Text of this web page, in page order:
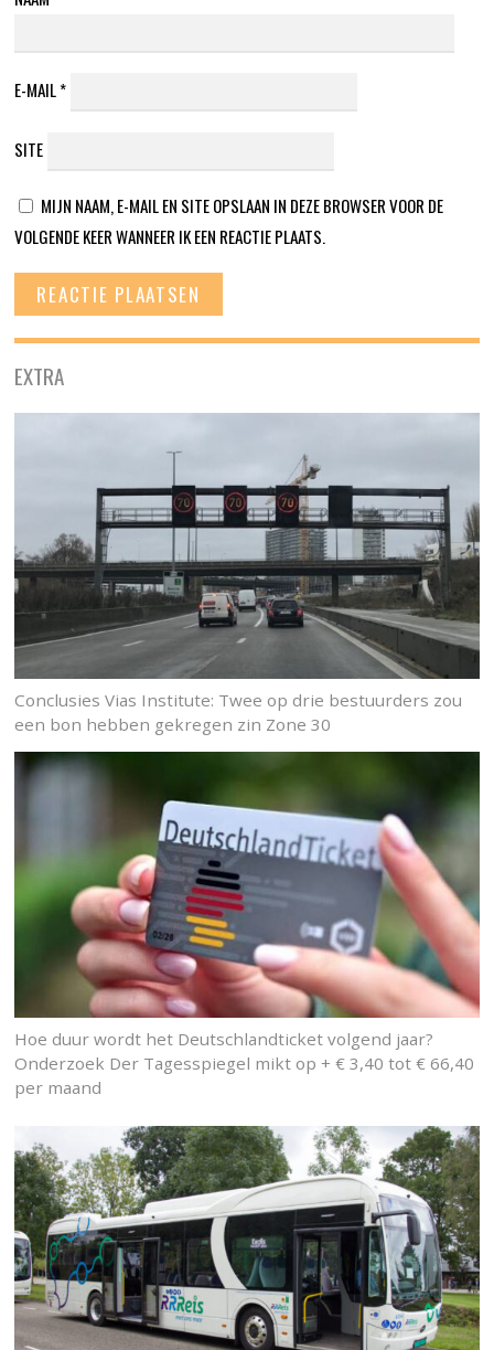
E-MAIL*
SITE
MIJN NAAM, E-MAIL EN SITE OPSLAAN IN DEZE BROWSER VOOR DE
VOLGENDE KEER WANNEER IK EEN REACTIE PLAATS.
EXTRA
Conclusies Vias Institute: Twee op drie bestuurders zou
een bon hebben gekregen zin Zone 30
Hoe duur wordt het Deutschlandticket volgend jaar?
Onderzoek Der Tagesspiegel mikt op + € 3,40 tot € 66,40
per maand